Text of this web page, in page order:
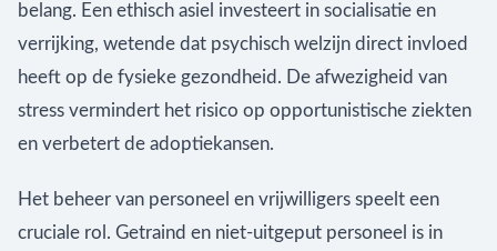
belang. Een ethisch asiel investeert in socialisatie en
verrijking, wetende dat psychisch welzijn direct invloed
heeft op de fysieke gezondheid. De afwezigheid van
stress vermindert het risico op opportunistische ziekten
en verbetert de adoptiekansen.
Het beheer van personeel en vrijwilligers speelt een
cruciale rol. Getraind en niet-uitgeput personeel is in